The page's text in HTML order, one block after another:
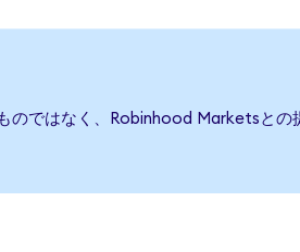
ではなく、Robinhood Marketsとの